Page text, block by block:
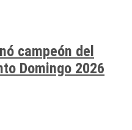
campeón del
Domingo 2026